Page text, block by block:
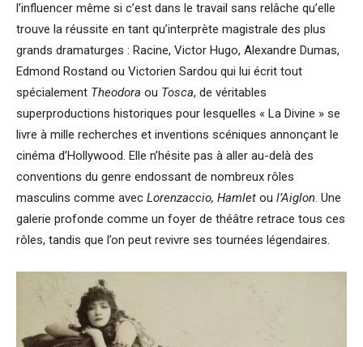
l’influencer même si c’est dans le travail sans relâche qu’elle
trouve la réussite en tant qu’interprète magistrale des plus
grands dramaturges : Racine, Victor Hugo, Alexandre Dumas,
Edmond Rostand ou Victorien Sardou qui lui écrit tout
spécialement Theodora ou Tosca, de véritables
superproductions historiques pour lesquelles « La Divine » se
livre à mille recherches et inventions scéniques annonçant le
cinéma d’Hollywood. Elle n’hésite pas à aller au-delà des
conventions du genre endossant de nombreux rôles
masculins comme avec Lorenzaccio, Hamlet ou l’Aiglon. Une
galerie profonde comme un foyer de théâtre retrace tous ces
rôles, tandis que l’on peut revivre ses tournées légendaires.